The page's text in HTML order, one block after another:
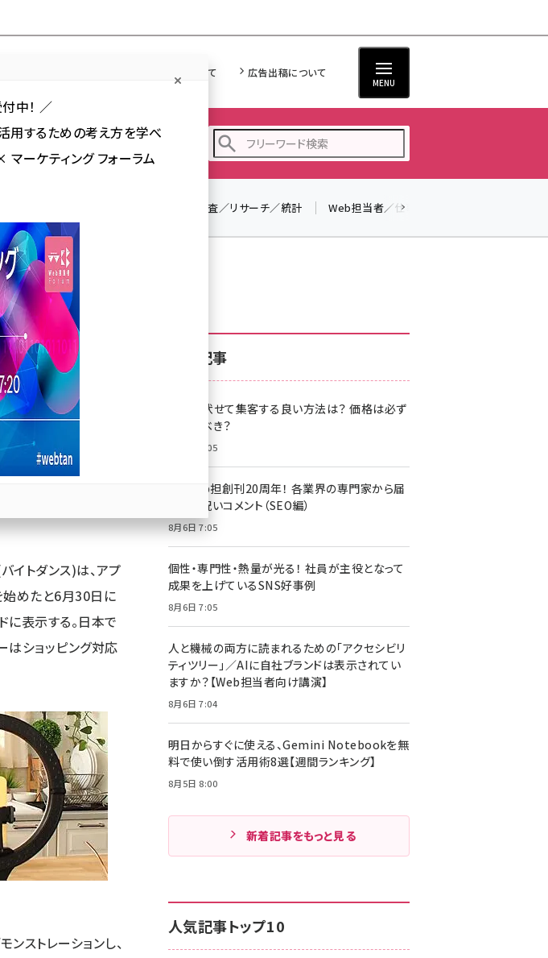
Web担について 広告出稿について
MENU
セミナー／イベント から探す
z世代 (1622)
meo (1275)
調査／リサーチ／統計 Web担当者／仕事
LIVEの視聴から購入へ
を日本で
BASE」連携
元に追加
イトダンス)は、アプ
始めたと6月30日に
に表示する。日本で
はショッピング対応
ストレーションし、
新着記事
価格を伏せて集客する良い方法は？ 価格は必ず
記載すべき？
8月6日 7:05
祝・Web担創刊20周年！ 各業界の専門家から届
いたお祝いコメント（SEO編）
8月6日 7:05
個性・専門性・熱量が光る！ 社員が主役となって
成果を上げているSNS好事例
8月6日 7:05
人と機械の両方に読まれるための「アクセシビリ
ティツリー」／AIに自社ブランドは表示されてい
ますか？【Web担当者向け講演】
8月6日 7:04
明日からすぐに使える、Gemini Notebookを無
料で使い倒す活用術8選【週間ランキング】
8月5日 8:00
新着記事をもっと見る
人気記事トップ10
中！ ／
用するための考え方を学べ
マーケティング フォーラム